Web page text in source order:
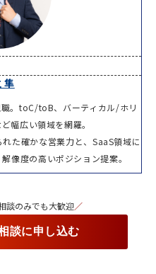
隼
。toC/toB、バーティカル/ホリ
幅広い領域を網羅。
た確かな営業力と、SaaS領域に
像度の高いポジション提案。
談のみでも大歓迎／
談に申し込む